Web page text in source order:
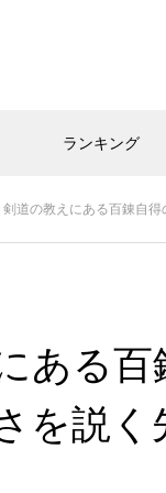
ランキング
剣道の教えにある百錬自
ある
を説く